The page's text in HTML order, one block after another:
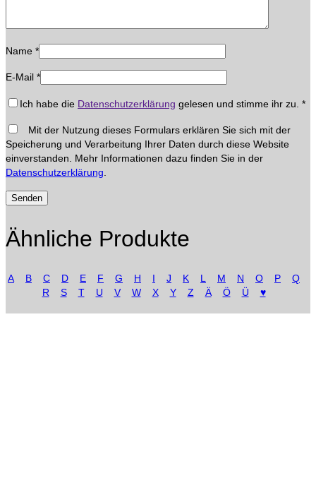
Name *
E-Mail *
Ich habe die Datenschutzerklärung gelesen und stimme ihr zu. *
Mit der Nutzung dieses Formulars erklären Sie sich mit der
Speicherung und Verarbeitung Ihrer Daten durch diese Website
einverstanden. Mehr Informationen dazu finden Sie in der
Datenschutzerklärung
Ähnliche Produkte
A B C D E F G H I J K L M N O P
Q
R
S T U V W X Y Z Ä Ö Ü ♥